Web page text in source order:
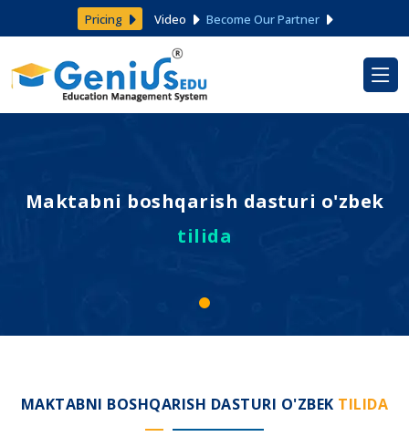
Pricing Video Become Our Partner
Maktabni boshqarish dasturi o'zbek
tilida
MAKTABNI BOSHQARISH DASTURI O'ZBEK TILIDA